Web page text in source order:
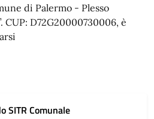
di Palermo - Plesso
CUP: D72G20000730006, è
SITR Comunale